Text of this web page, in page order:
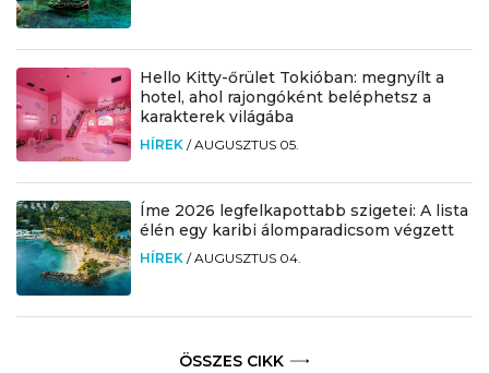
Hello Kitty-őrület Tokióban: megnyílt a
hotel, ahol rajongóként beléphetsz a
karakterek világába
HÍREK /AUGUSZTUS 05.
Íme 2026 legfelkapottabb szigetei: A lista
élén egy karibi álomparadicsom végzett
HÍREK /AUGUSZTUS 04.
ÖSSZES CIKK